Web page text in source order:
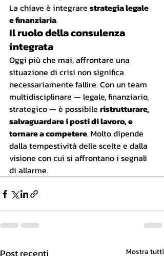
La chiave è integrare strategia legale
e finanziaria.
Il ruolo della consulenza
integrata
Oggi più che mai, affrontare una
situazione di crisi non significa
necessariamente fallire. Con un team
multidisciplinare — legale, finanziario,
strategico — è possibile ristrutturare,
salvaguardare i posti di lavoro, e
tornare a competere. Molto dipende
dalla tempestività delle scelte e dalla
visione con cui si affrontano i segnali
di allarme.
Mostra tutti